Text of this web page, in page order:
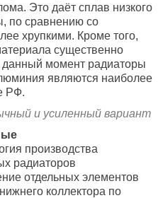
Это даёт сплав низкого
по сравнению со
хрупкими. Кроме того,
существенно
данный момент радиаторы
являются наиболее
РФ.
и усиленный вариант
производства
радиаторов
отдельных элементов
коллектора по